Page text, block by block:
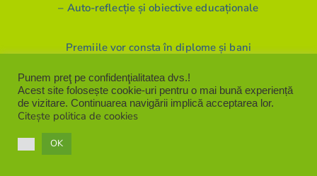
– Auto-reflecție și obiective educaționale
Premiile vor consta în diplome și bani
Premiul II: 9 premii x 900 lei
Premiul III: 9 premii x 800 lei
Calendarul ediției iunie-septembrie 2026 (GT1 și GT2)
Punem preţ pe confidenţialitatea dvs.!
Acest site folosește cookie-uri pentru o mai bună experiență
de vizitare. Continuarea navigării implică acceptarea lor.
Citește politica de cookies
OK